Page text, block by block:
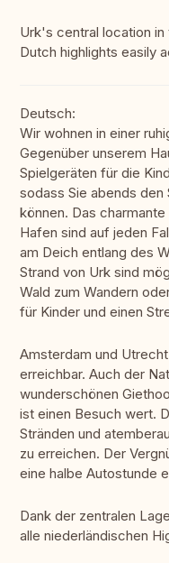
Urk's central location
Dutch highlights easily
Deutsch:
Wir wohnen in einer
Gegenüber unserem
Spielgeräten für die
sodass Sie abends
können. Das
Hafen sind auf jeden
am Deich entlang des
Strand von Urk sind
Wald zum Wandern
für Kinder und einen
Amsterdam und
erreichbar. Auch der
wunderschönen
ist einen Besuch wert.
Stränden und
zu erreichen. Der
eine halbe Autostunde
Dank der zentralen
alle niederländischen